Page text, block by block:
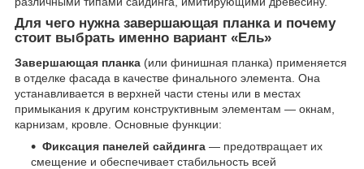
Для чего нужна завершающая планка и почему
стоит выбрать именно вариант «Ель»
Завершающая планка (или финишная планка) применяется
в отделке фасада в качестве финального элемента. Она
устанавливается в верхней части стены или в местах
примыкания к другим конструктивным элементам — окнам,
карнизам, кровле. Основные функции:
Фиксация панелей сайдинга — предотвращает их
смещение и обеспечивает стабильность всей